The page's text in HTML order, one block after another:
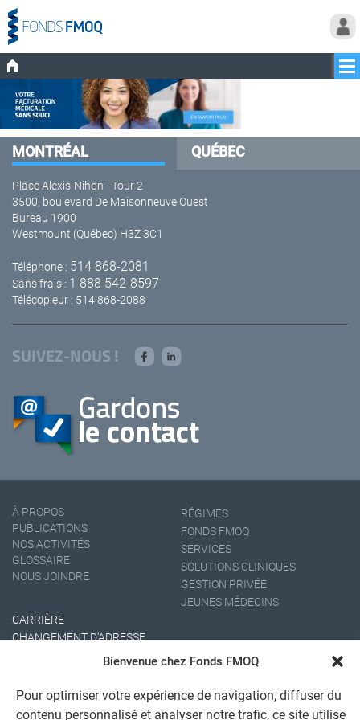
Bienvenue chez Fonds FMOQ
Pour optimiser votre expérience de navigation, diffuser du
contenu personnalisé et analyser notre trafic, ce site utilise
MONTRÉAL QUÉBEC
Place Alexis-Nihon - Tour 2
3500, boulevard De Maisonneuve Ouest
Bureau 1900
Westmount (Québec) H3Z 3C1
Téléphone : 514 868-2081
Sans frais : 1 888 542-8597
Télécopieur : 514 868-2088
SUIVEZ-NOUS !
À PROPOS
PUBLICATIONS
NOS ACTIVITÉS
GLOSSAIRE
NOUS JOINDRE
RÉGIMES
FONDS FMOQ
SERVICES
SOLUTIONS CLINIQUES
GESTION PRIVÉE
JEUNES MÉDECINS
CARRIÈRE
CHANGEMENT D'ADRESSE